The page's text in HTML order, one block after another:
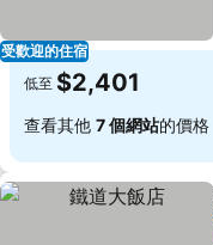
受歡迎的住宿
低至 $2,401
查看其他 7 個網站的價格